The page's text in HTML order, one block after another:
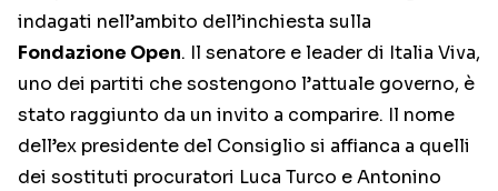
indagati nell’ambito dell’inchiesta sulla
Fondazione Open. Il senatore e leader di Italia Viva,
uno dei partiti che sostengono l’attuale governo, è
stato raggiunto da un invito a comparire. Il nome
dell’ex presidente del Consiglio si affianca a quelli
dei sostituti procuratori Luca Turco e Antonino